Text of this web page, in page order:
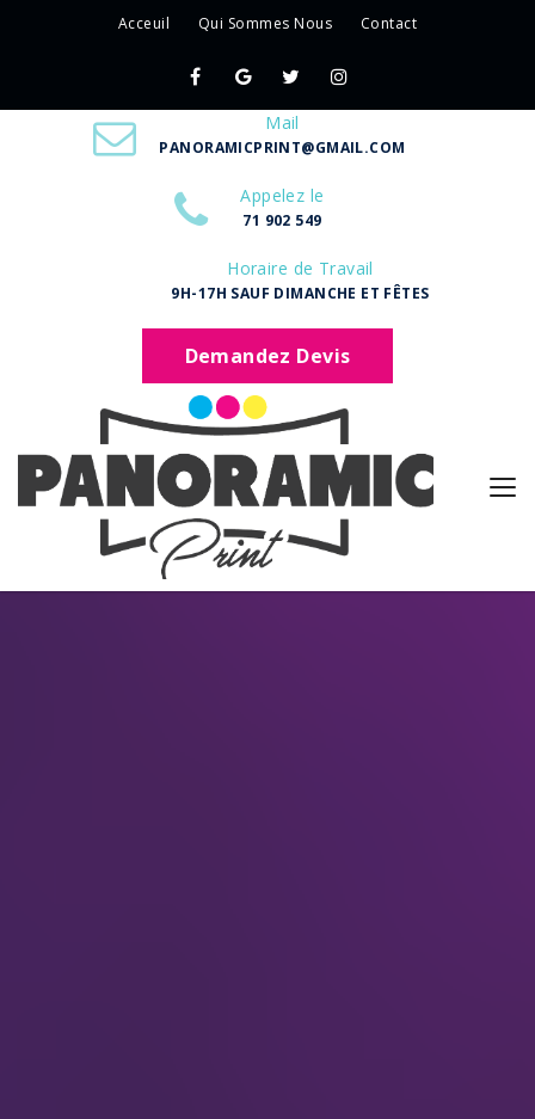
Acceuil Qui Sommes Nous Contact
Mail
PANORAMICPRINT@GMAIL.COM
Appelez le
71 902 549
Horaire de Travail
9H-17H SAUF DIMANCHE ET FÊTES
Demandez Devis